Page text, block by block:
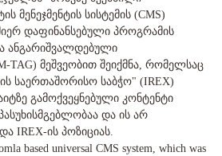
მენეჯმენტის სისტემის (CMS)
დაფინანსებული პროგრამის
ანგარიშვალდებული
TAG) მეშვეობით შეიქმნა, რომელსაც
საერთაშორისო საბჭო" (IREX)
გამოქვეყნებული კონტენტი
და ის არ
IREX-ის პოზიციას.
based universal CMS system, which was